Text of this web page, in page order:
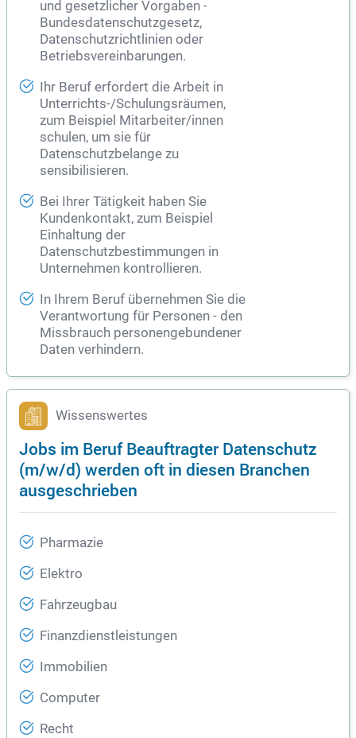
und gesetzlicher Vorgaben -
Bundesdatenschutzgesetz,
Datenschutzrichtlinien oder
Betriebsvereinbarungen.
Ihr Beruf erfordert die Arbeit in
Unterrichts-/Schulungsräumen,
zum Beispiel Mitarbeiter/innen
schulen, um sie für
Datenschutzbelange zu
sensibilisieren.
Bei Ihrer Tätigkeit haben Sie
Kundenkontakt, zum Beispiel
Einhaltung der
Datenschutzbestimmungen in
Unternehmen kontrollieren.
In Ihrem Beruf übernehmen Sie die
Verantwortung für Personen - den
Missbrauch personengebundener
Daten verhindern.
Wissenswertes
Jobs im Beruf Beauftragter Datenschutz
(m/w/d) werden oft in diesen Branchen
ausgeschrieben
Pharmazie
Elektro
Fahrzeugbau
Finanzdienstleistungen
Immobilien
Computer
Recht